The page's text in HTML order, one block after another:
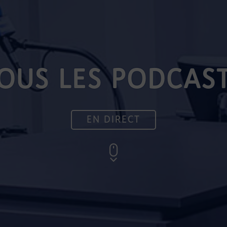
LES
EN DIRECT